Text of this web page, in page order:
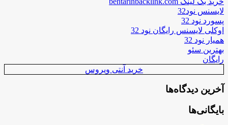
لایسنس نود32
پسورد نود 32
اوکلی لایسنس رایگان نود 32
همیار نود 32
بهترین سئو
رایگان
خرید آنتی ویروس
آخرین دیدگاه‌ها
بایگانی‌ها